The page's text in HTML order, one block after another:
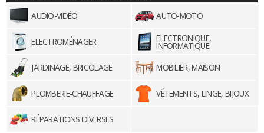
AUDIO-VIDÉO AUTO-MOTO
ELECTROMÉNAGER ELECTRONIQUE,
INFORMATIQUE
JARDINAGE, BRICOLAGE
MOBILIER, MAISON
PLOMBERIE-CHAUFFAGE VÊTEMENTS, LINGE, BIJOUX
RÉPARATIONS DIVERSES